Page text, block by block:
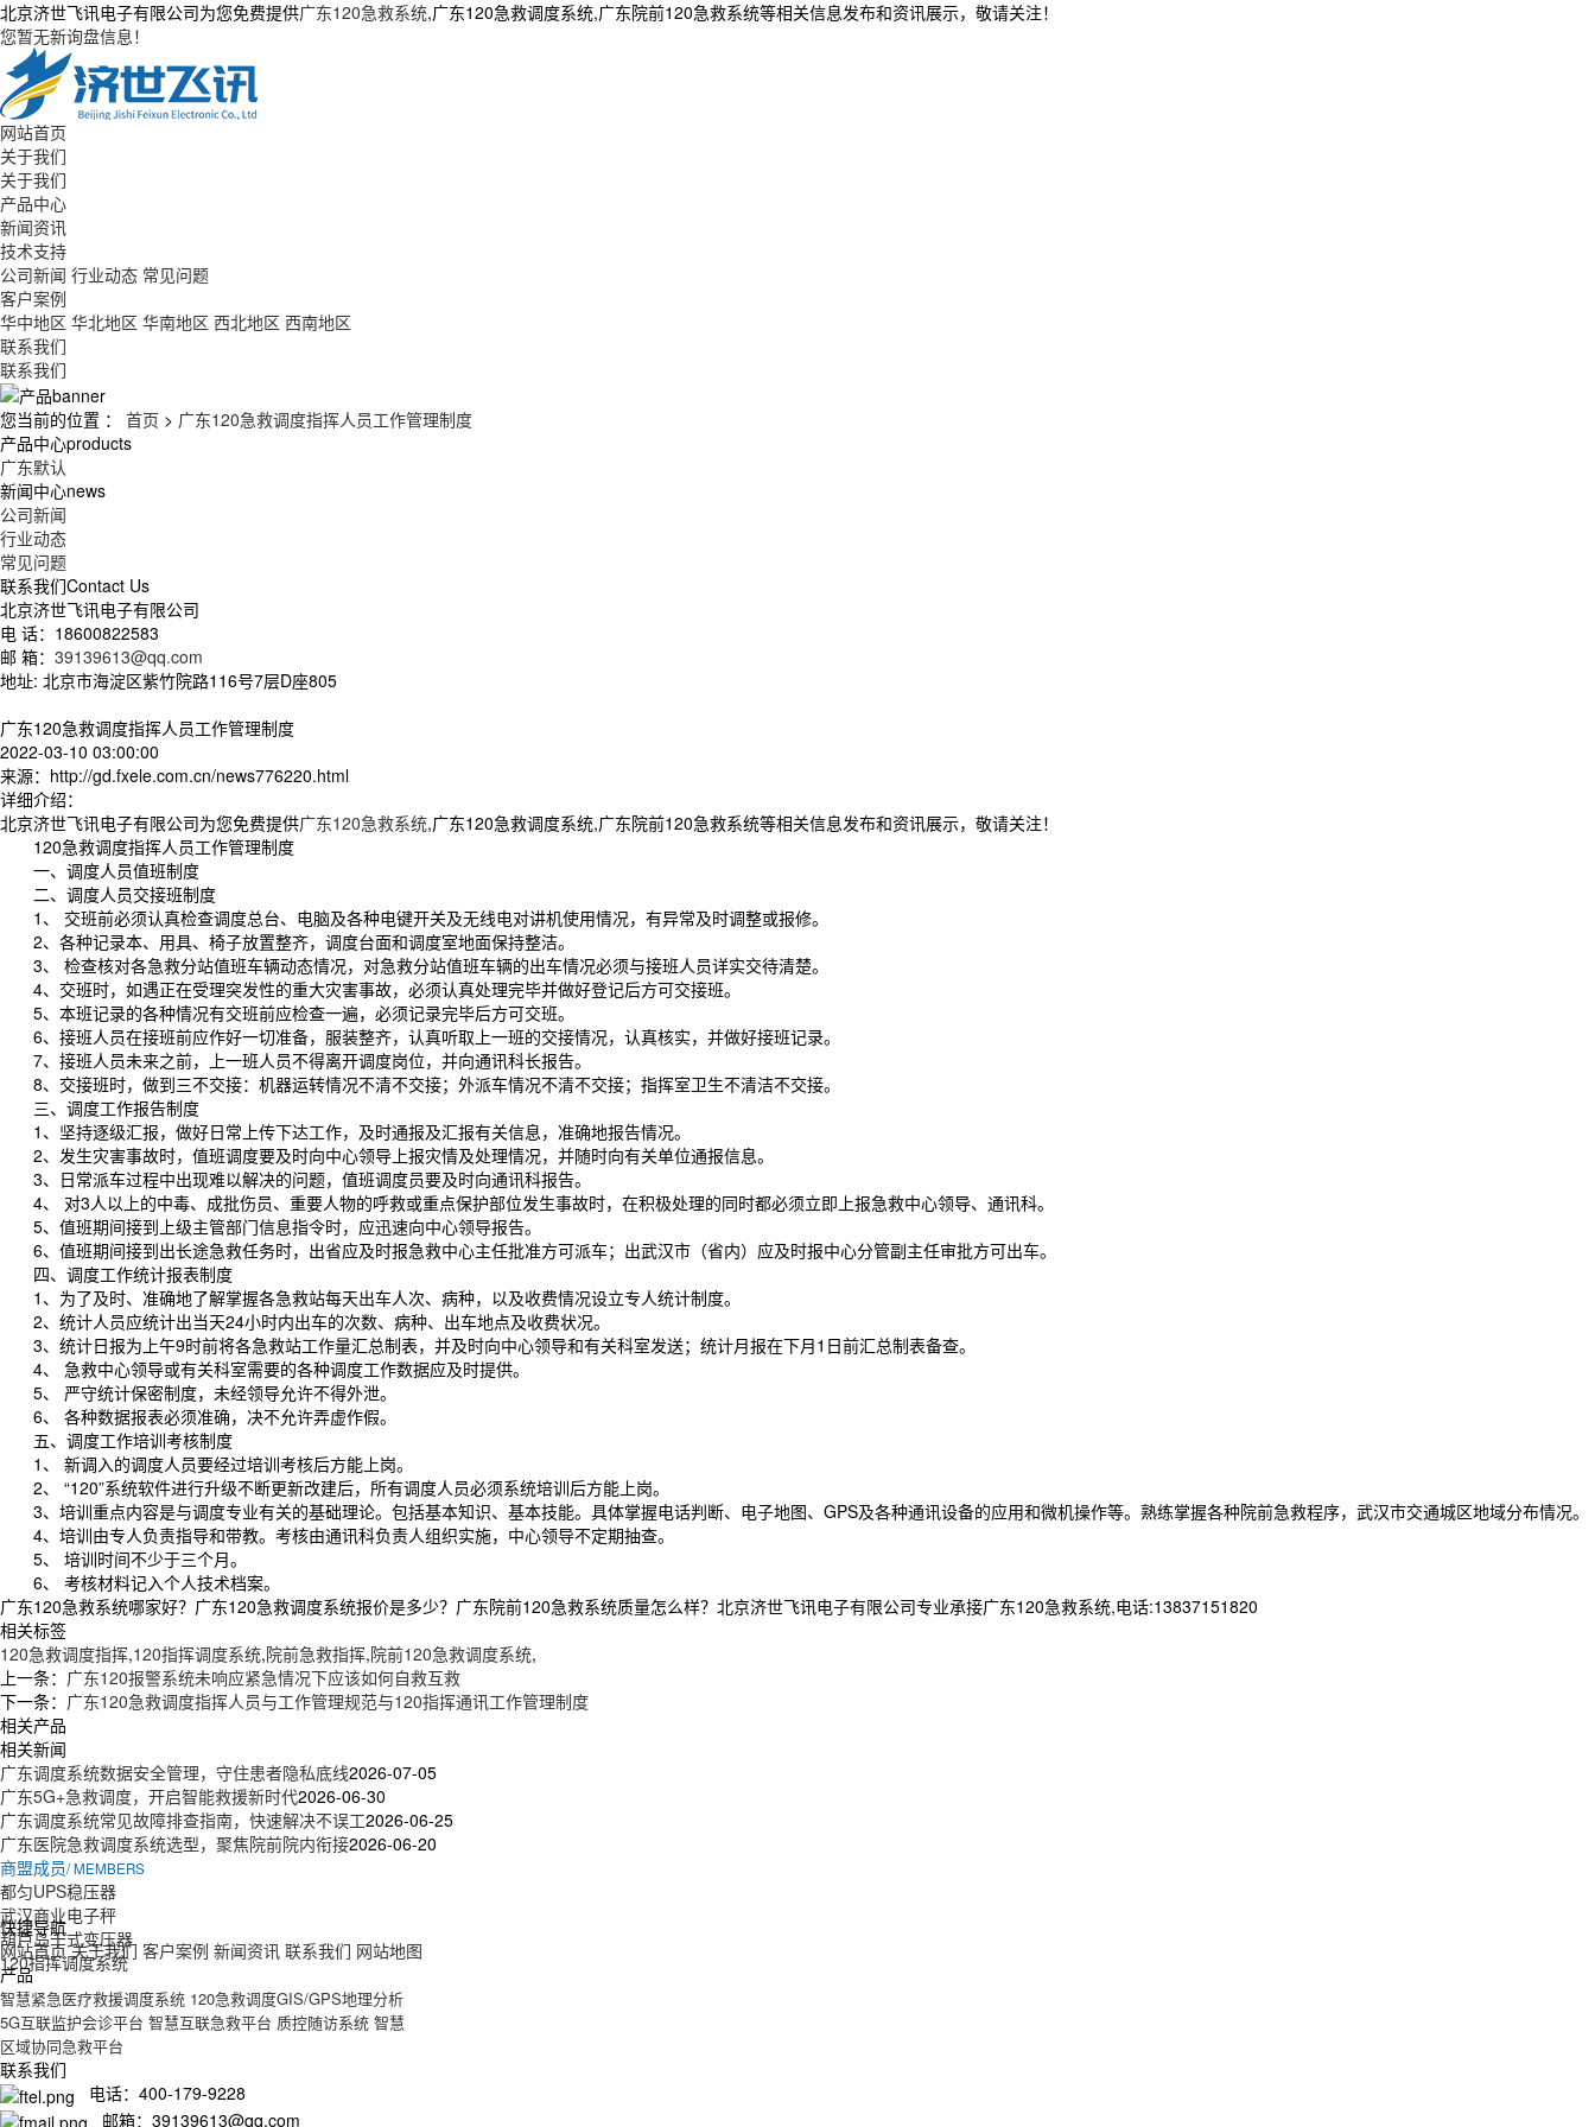
北京济世飞讯电子有限公司为您免费提供广东120急救系统,广东120急救调度系统,广东院前120急救系统等相关信息发布和资讯展示，敬请关注！
您暂无新询盘信息！
网站首页
关于我们
关于我们
产品中心
新闻资讯
技术支持
公司新闻 行业动态 常见问题
客户案例
华中地区 华北地区 华南地区 西北地区 西南地区
联系我们
联系我们
您当前的位置 ： 首页 > 广东120急救调度指挥人员工作管理制度
产品中心products
广东默认
新闻中心news
公司新闻
行业动态
常见问题
联系我们Contact Us
北京济世飞讯电子有限公司
电 话：18600822583
邮 箱： 39139613@qq.com
地址: 北京市海淀区紫竹院路116号7层D座805
广东120急救调度指挥人员工作管理制度
2022-03-10 03:00:00
来源：http://gd.fxele.com.cn/news776220.html
详细介绍：
北京济世飞讯电子有限公司为您免费提供广东120急救系统,广东120急救调度系统,广东院前120急救系统等相关信息发布和资讯展示，敬请关注！
120急救调度指挥人员工作管理制度
一、调度人员值班制度
二、调度人员交接班制度
1、 交班前必须认真检查调度总台、电脑及各种电键开关及无线电对讲机使用情况，有异常及时调整或报修。
2、各种记录本、用具、椅子放置整齐，调度台面和调度室地面保持整洁。
3、 检查核对各急救分站值班车辆动态情况，对急救分站值班车辆的出车情况必须与接班人员详实交待清楚。
4、交班时，如遇正在受理突发性的重大灾害事故，必须认真处理完毕并做好登记后方可交接班。
5、本班记录的各种情况有交班前应检查一遍，必须记录完毕后方可交班。
6、接班人员在接班前应作好一切准备，服装整齐，认真听取上一班的交接情况，认真核实，并做好接班记录。
7、接班人员未来之前，上一班人员不得离开调度岗位，并向通讯科长报告。
8、交接班时，做到三不交接：机器运转情况不清不交接；外派车情况不清不交接；指挥室卫生不清洁不交接。
三、调度工作报告制度
1、坚持逐级汇报，做好日常上传下达工作，及时通报及汇报有关信息，准确地报告情况。
2、发生灾害事故时，值班调度要及时向中心领导上报灾情及处理情况，并随时向有关单位通报信息。
3、日常派车过程中出现难以解决的问题，值班调度员要及时向通讯科报告。
4、 对3人以上的中毒、成批伤员、重要人物的呼救或重点保护部位发生事故时，在积极处理的同时都必须立即上报急救中心领导、通讯科。
5、值班期间接到上级主管部门信息指令时，应迅速向中心领导报告。
6、值班期间接到出长途急救任务时，出省应及时报急救中心主任批准方可派车；出武汉市（省内）应及时报中心分管副主任审批方可出车。
四、调度工作统计报表制度
1、为了及时、准确地了解掌握各急救站每天出车人次、病种，以及收费情况设立专人统计制度。
2、统计人员应统计出当天24小时内出车的次数、病种、出车地点及收费状况。
3、统计日报为上午9时前将各急救站工作量汇总制表，并及时向中心领导和有关科室发送；统计月报在下月1日前汇总制表备查。
4、 急救中心领导或有关科室需要的各种调度工作数据应及时提供。
5、 严守统计保密制度，未经领导允许不得外泄。
6、 各种数据报表必须准确，决不允许弄虚作假。
五、调度工作培训考核制度
1、 新调入的调度人员要经过培训考核后方能上岗。
2、 “120”系统软件进行升级不断更新改建后，所有调度人员必须系统培训后方能上岗。
3、培训重点内容是与调度专业有关的基础理论。包括基本知识、基本技能。具体掌握电话判断、电子地图、GPS及各种通讯设备的应用和微机操作等。熟练掌握各种院前急救程序，武汉市交通城区地域分布情况。
4、培训由专人负责指导和带教。考核由通讯科负责人组织实施，中心领导不定期抽查。
5、 培训时间不少于三个月。
6、 考核材料记入个人技术档案。
广东120急救系统哪家好？广东120急救调度系统报价是多少？广东院前120急救系统质量怎么样？北京济世飞讯电子有限公司专业承接广东120急救系统,电话:13837151820
相关标签
120急救调度指挥,120指挥调度系统,院前急救指挥,院前120急救调度系统,
上一条： 广东120报警系统未响应紧急情况下应该如何自救互救
下一条： 广东120急救调度指挥人员与工作管理规范与120指挥通讯工作管理制度
相关产品
相关新闻
广东调度系统数据安全管理，守住患者隐私底线2026-07-05
广东5G+急救调度，开启智能救援新时代2026-06-30
广东调度系统常见故障排查指南，快速解决不误工2026-06-25
广东医院急救调度系统选型，聚焦院前院内衔接2026-06-20
商盟成员/ MEMBERS
都匀UPS稳压器
武汉商业电子秤
葫芦岛干式变压器
120指挥调度系统
快捷导航
网站首页 关于我们 客户案例 新闻资讯 联系我们 网站地图
产品
智慧紧急医疗救援调度系统 120急救调度GIS/GPS地理分析
5G互联监护会诊平台 智慧互联急救平台 质控随访系统 智慧
区域协同急救平台
联系我们
电话：400-179-9228
邮箱：39139613@qq.com